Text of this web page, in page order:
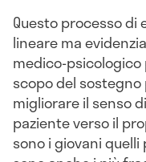
Questo processo di
lineare ma
medico-psicologico
scopo del
migliorare il senso
paziente verso il
sono i giovani